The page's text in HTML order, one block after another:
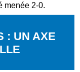
menée 2-0.
: UN AXE